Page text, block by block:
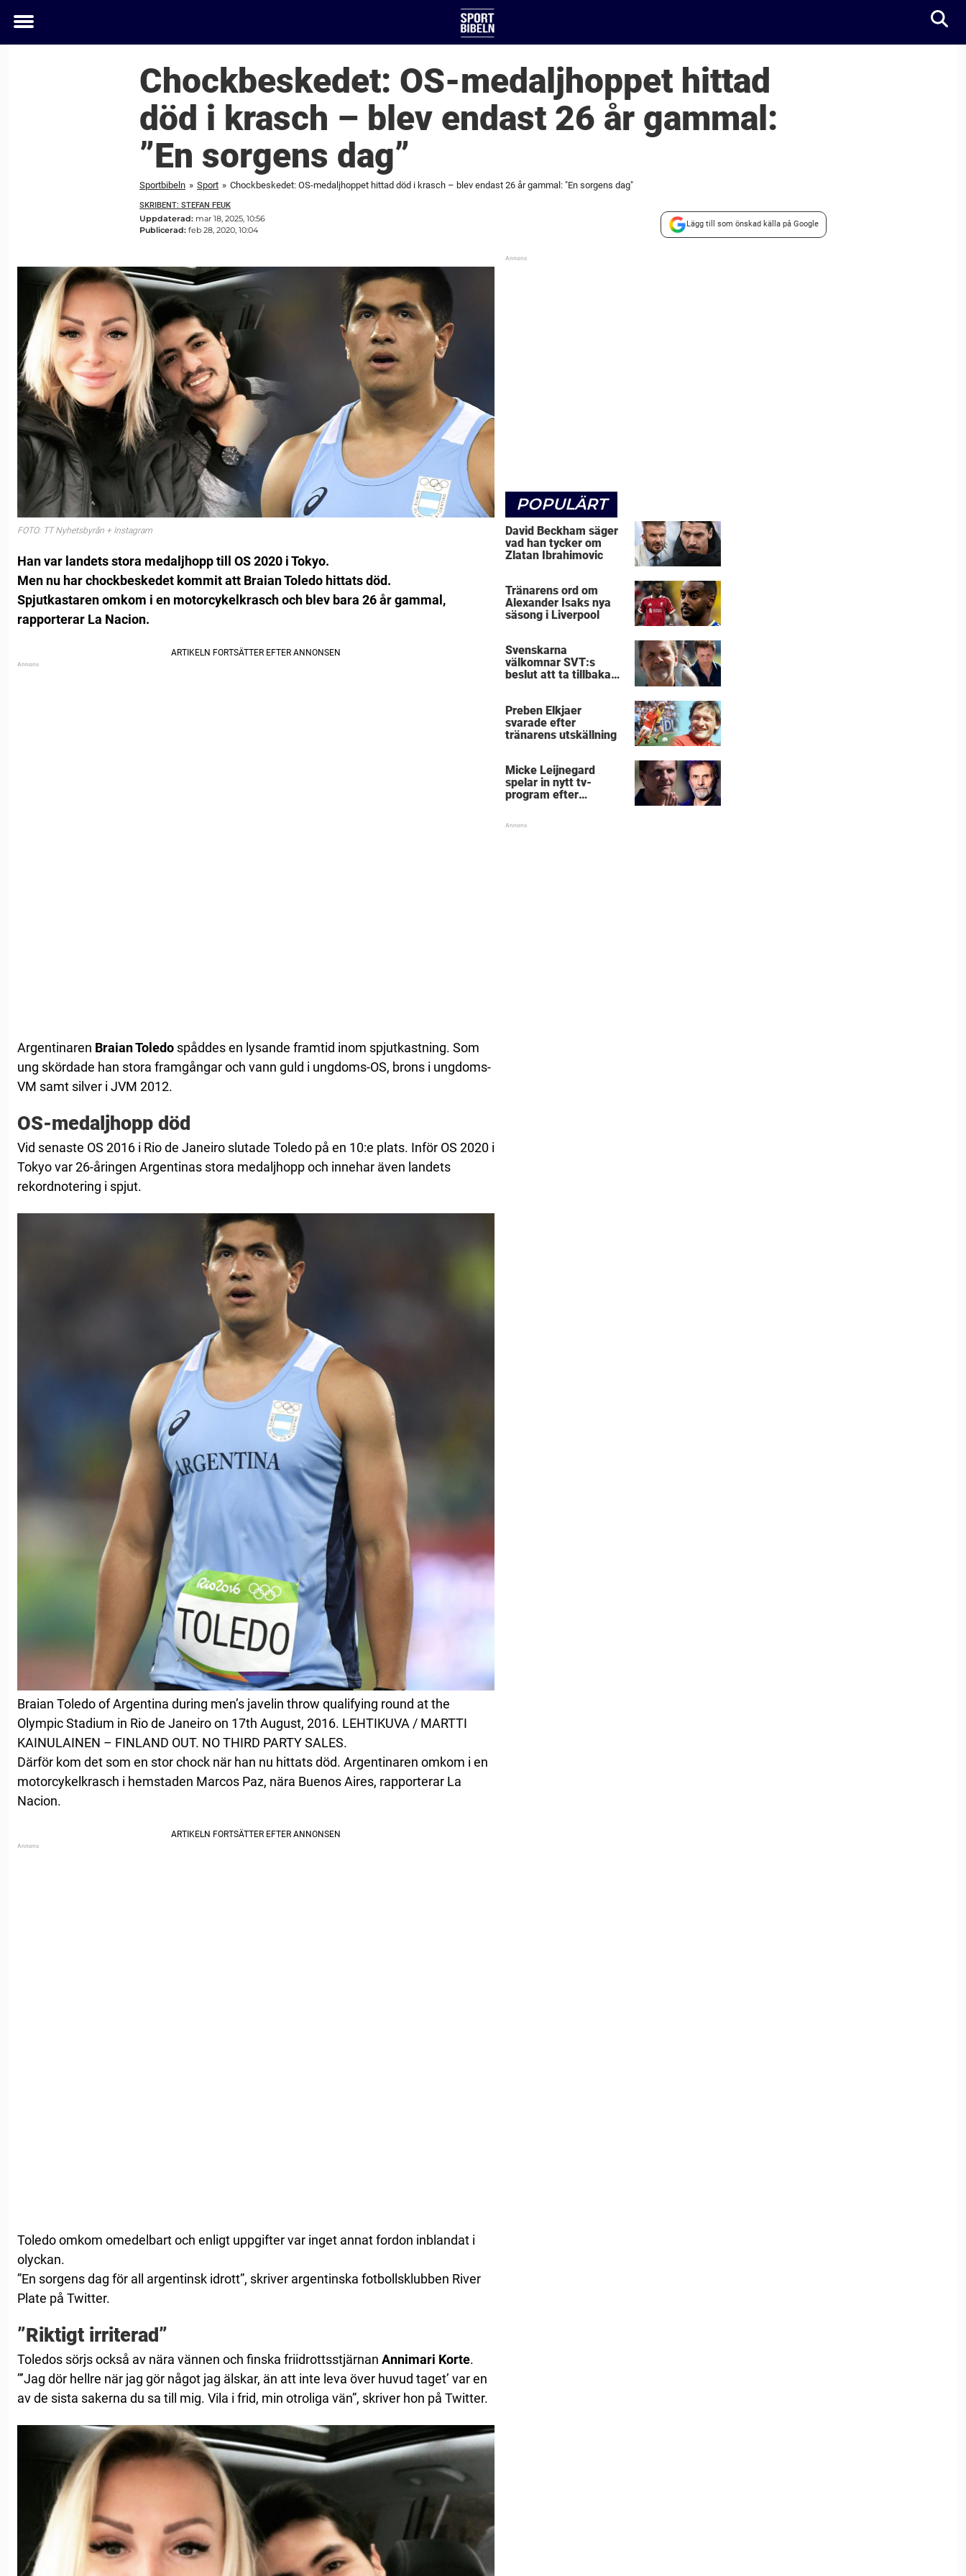
Toggle
Chockbeskedet: OS-medaljhoppet hittad
död i krasch – blev endast 26 år gammal:
”En sorgens dag”
Sportbibeln » Sport » Chockbeskedet: OS-medaljhoppet hittad död i krasch – blev endast 26 år gammal: "En sorgens dag"
SKRIBENT: STEFAN FEUK
Uppdaterad: mar 18, 2025, 10:56
Publicerad: feb 28, 2020, 10:04
Lägg till som önskad källa på Google
FOTO: TT Nyhetsbyrån + Instagram
Han var landets stora medaljhopp till OS 2020 i Tokyo.
Men nu har chockbeskedet kommit att Braian Toledo hittats död.
Spjutkastaren omkom i en motorcykelkrasch och blev bara 26 år gammal,
rapporterar La Nacion.
Argentinaren Braian Toledo spåddes en lysande framtid inom spjutkastning. Som
ung skördade han stora framgångar och vann guld i ungdoms-OS, brons i ungdoms-
VM samt silver i JVM 2012.
OS-medaljhopp död
Vid senaste OS 2016 i Rio de Janeiro slutade Toledo på en 10:e plats. Inför OS 2020 i
Tokyo var 26-åringen Argentinas stora medaljhopp och innehar även landets
rekordnotering i spjut.
Braian Toledo of Argentina during men’s javelin throw qualifying round at the
Olympic Stadium in Rio de Janeiro on 17th August, 2016. LEHTIKUVA / MARTTI
KAINULAINEN – FINLAND OUT. NO THIRD PARTY SALES.
Därför kom det som en stor chock när han nu hittats död. Argentinaren omkom i en
motorcykelkrasch i hemstaden Marcos Paz, nära Buenos Aires, rapporterar La
Nacion.
Toledo omkom omedelbart och enligt uppgifter var inget annat fordon inblandat i
olyckan.
”En sorgens dag för all argentinsk idrott”, skriver argentinska fotbollsklubben River
Plate på Twitter.
”Riktigt irriterad”
Toledos sörjs också av nära vännen och finska friidrottsstjärnan Annimari Korte.
”’Jag dör hellre när jag gör något jag älskar, än att inte leva över huvud taget’ var en
av de sista sakerna du sa till mig. Vila i frid, min otroliga vän”, skriver hon på Twitter.
POPULÄRT
David Beckham säger
vad han tycker om
Zlatan Ibrahimovic
Tränarens ord om
Alexander Isaks nya
säsong i Liverpool
Svenskarna
välkomnar SVT:s
beslut att ta tillbaka
Preben Elkjaer
svarade efter
tränarens utskällning
Micke Leijnegard
spelar in nytt tv-
program efter